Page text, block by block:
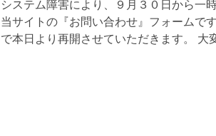
システム障害により、９月３０日から一
当サイトの『お問い合わせ』フォームで
で本日より再開させていただきます。 大